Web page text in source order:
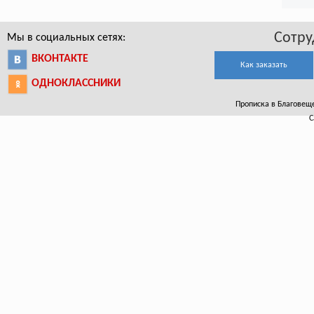
Мы в социальных сетях:
ВКОНТАКТЕ
ОДНОКЛАССНИКИ
Как заказать
Прописка в